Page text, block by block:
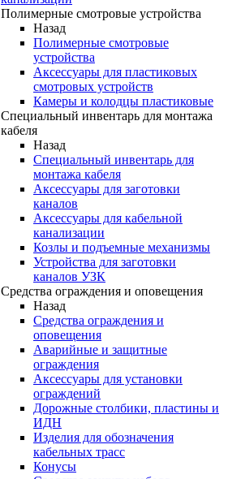
Полимерные смотровые устройства
Назад
Полимерные смотровые
устройства
Аксессуары для пластиковых
смотровых устройств
Камеры и колодцы пластиковые
Специальный инвентарь для монтажа
кабеля
Назад
Специальный инвентарь для
монтажа кабеля
Аксессуары для заготовки
каналов
Аксессуары для кабельной
канализации
Козлы и подъемные механизмы
Устройства для заготовки
каналов УЗК
Средства ограждения и оповещения
Назад
Средства ограждения и
оповещения
Аварийные и защитные
ограждения
Аксессуары для установки
ограждений
Дорожные столбики, пластины и
ИДН
Изделия для обозначения
кабельных трасс
Конусы